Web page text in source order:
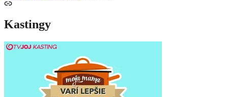
Kastingy